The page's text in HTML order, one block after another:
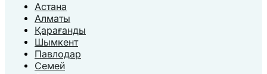
Астана
Алматы
Қарағанды
Шымкент
Павлодар
Семей